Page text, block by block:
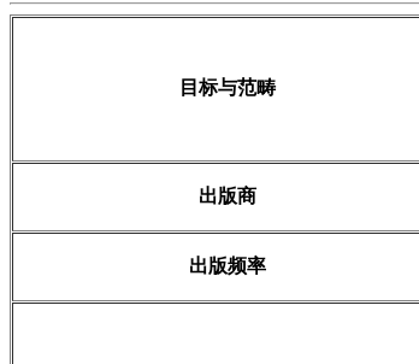
目标与范畴
出版商
出版频率